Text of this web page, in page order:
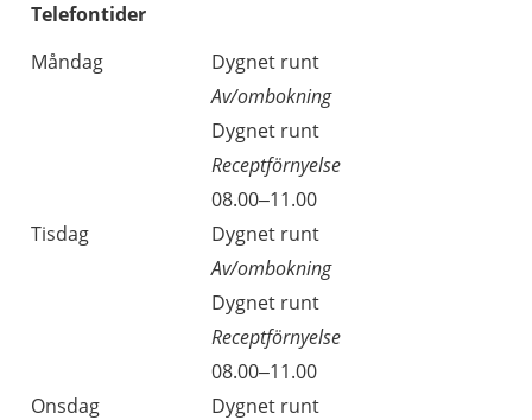
Telefontider
Måndag
Dygnet runt
Av/ombokning
Dygnet runt
Receptförnyelse
08.00–11.00
Tisdag
Dygnet runt
Av/ombokning
Dygnet runt
Receptförnyelse
08.00–11.00
Onsdag
Dygnet runt